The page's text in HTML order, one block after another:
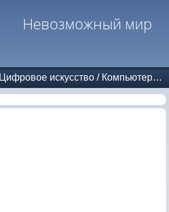
Невозможный мир
Цифровое искусство / Компьютерная графика